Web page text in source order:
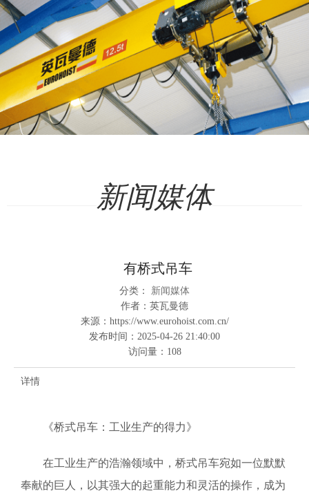
新闻媒体
有桥式吊车
分类：
新闻媒体
作者： 英瓦曼德
来源： https://www.eurohoist.com.cn/
发布时间： 2025-04-26 21:40:00
访问量： 108
详情
《桥式吊车：工业生产的得力》
在工业生产的浩瀚领域中，桥式吊车宛如一位默默
奉献的巨人，以其强大的起重能力和灵活的操作，成为